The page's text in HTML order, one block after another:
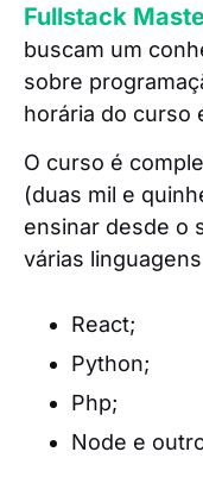
Fullstack
buscam um
sobre
horária do curso
O curso é
(duas mil e
ensinar desde o
várias
React;
Python;
Php;
Node e